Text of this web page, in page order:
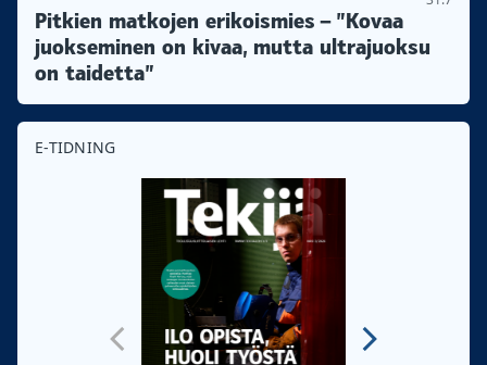
Pitkien matkojen erikoismies – ”Kovaa
juokseminen on kivaa, mutta ultrajuoksu
on taidetta”
E-TIDNING